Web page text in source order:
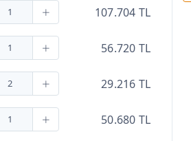
107.704 TL
56.720 TL
29.216 TL
50.680 TL